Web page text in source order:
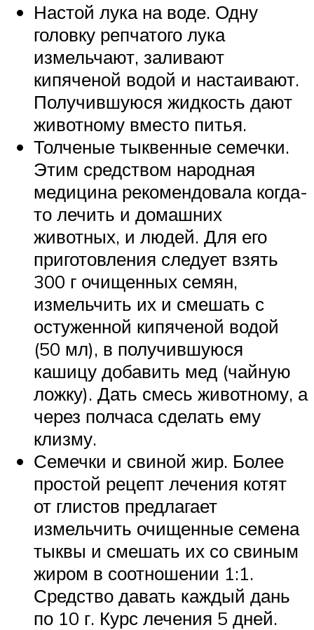
Настой лука на воде. Одну
головку репчатого лука
измельчают, заливают
кипяченой водой и настаивают.
Получившуюся жидкость дают
животному вместо питья.
Толченые тыквенные семечки.
Этим средством народная
медицина рекомендовала когда-
то лечить и домашних
животных, и людей. Для его
приготовления следует взять
300 г очищенных семян,
измельчить их и смешать с
остуженной кипяченой водой
(50 мл), в получившуюся
кашицу добавить мед (чайную
ложку). Дать смесь животному, а
через полчаса сделать ему
клизму.
Семечки и свиной жир. Более
простой рецепт лечения котят
от глистов предлагает
измельчить очищенные семена
тыквы и смешать их со свиным
жиром в соотношении 1:1.
Средство давать каждый дань
по 10 г. Курс лечения 5 дней.